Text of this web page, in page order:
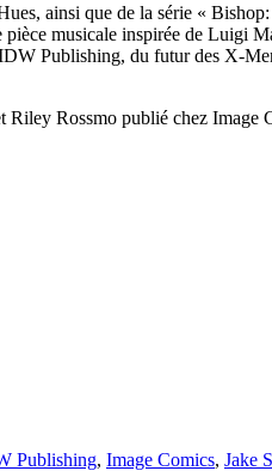
ainsi que de la série «
musicale inspirée de Luigi
Publishing, du futur des X-
Riley Rossmo publié chez Image
Publishing, Image Comics, Jake